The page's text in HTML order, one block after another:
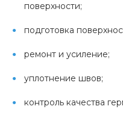
поверхности;
подготовка
ремонт и усиление;
уплотнение швов;
контроль качества